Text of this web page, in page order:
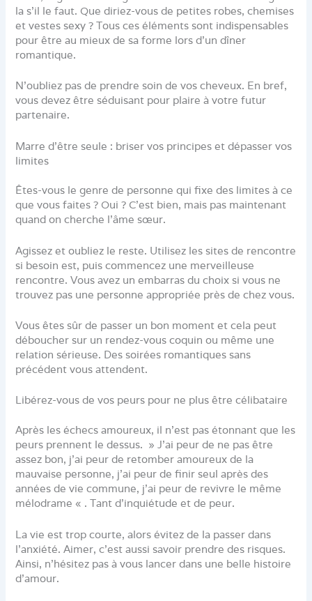
la s’il le faut. Que diriez-vous de petites robes, chemises
et vestes sexy ? Tous ces éléments sont indispensables
pour être au mieux de sa forme lors d’un dîner
romantique.
N’oubliez pas de prendre soin de vos cheveux. En bref,
vous devez être séduisant pour plaire à votre futur
partenaire.
Marre d’être seule : briser vos principes et dépasser vos
limites
Êtes-vous le genre de personne qui fixe des limites à ce
que vous faites ? Oui ? C’est bien, mais pas maintenant
quand on cherche l’âme sœur.
Agissez et oubliez le reste. Utilisez les sites de rencontre
si besoin est, puis commencez une merveilleuse
rencontre. Vous avez un embarras du choix si vous ne
trouvez pas une personne appropriée près de chez vous.
Vous êtes sûr de passer un bon moment et cela peut
déboucher sur un rendez-vous coquin ou même une
relation sérieuse. Des soirées romantiques sans
précédent vous attendent.
Libérez-vous de vos peurs pour ne plus être célibataire
Après les échecs amoureux, il n’est pas étonnant que les
peurs prennent le dessus. » J’ai peur de ne pas être
assez bon, j’ai peur de retomber amoureux de la
mauvaise personne, j’ai peur de finir seul après des
années de vie commune, j’ai peur de revivre le même
mélodrame « . Tant d’inquiétude et de peur.
La vie est trop courte, alors évitez de la passer dans
l’anxiété. Aimer, c’est aussi savoir prendre des risques.
Ainsi, n’hésitez pas à vous lancer dans une belle histoire
d’amour.